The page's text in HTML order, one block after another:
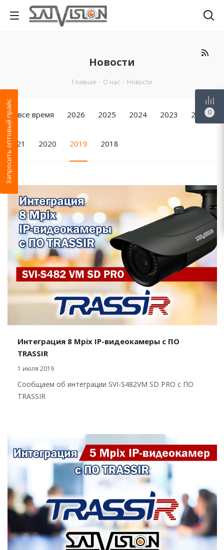
Новости
Главная - О нас - Новости
За все время 2026 2025 2024 2023 2022
2021 2020 2019 2018
Интеграция 8 Mpix IP-видеокамеры с ПО
TRASSIR
1 июля 2019
Сообщаем об интеграции SVI-S482VM SD PRO с ПО
TRASSIR
Запросить оптовый прайс 0